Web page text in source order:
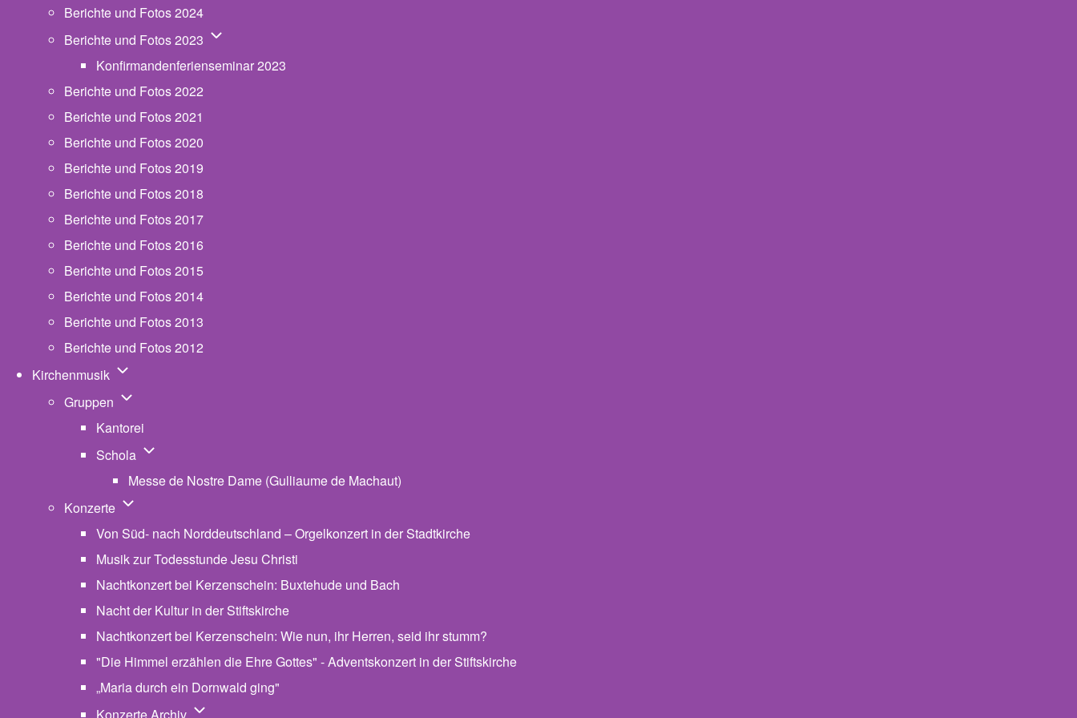
Berichte und Fotos 2024
Berichte und Fotos 2023 Unternavigation von Berichte und Fotos 2023
Konfirmandenferienseminar 2023
Berichte und Fotos 2022
Berichte und Fotos 2021
Berichte und Fotos 2020
Berichte und Fotos 2019
Berichte und Fotos 2018
Berichte und Fotos 2017
Berichte und Fotos 2016
Berichte und Fotos 2015
Berichte und Fotos 2014
Berichte und Fotos 2013
Berichte und Fotos 2012
Kirchenmusik Unternavigation von Kirchenmusik
Gruppen Unternavigation von Gruppen
Kantorei
Schola Unternavigation von Schola
Messe de Nostre Dame (Gulliaume de Machaut)
Konzerte Unternavigation von Konzerte
Von Süd- nach Norddeutschland – Orgelkonzert in der Stadtkirche
Musik zur Todesstunde Jesu Christi
Nachtkonzert bei Kerzenschein: Buxtehude und Bach
Nacht der Kultur in der Stiftskirche
Nachtkonzert bei Kerzenschein: Wie nun, ihr Herren, seid ihr stumm?
"Die Himmel erzählen die Ehre Gottes" - Adventskonzert in der Stiftskirche
„Maria durch ein Dornwald ging"
Unternavigation von Konzerte Archiv